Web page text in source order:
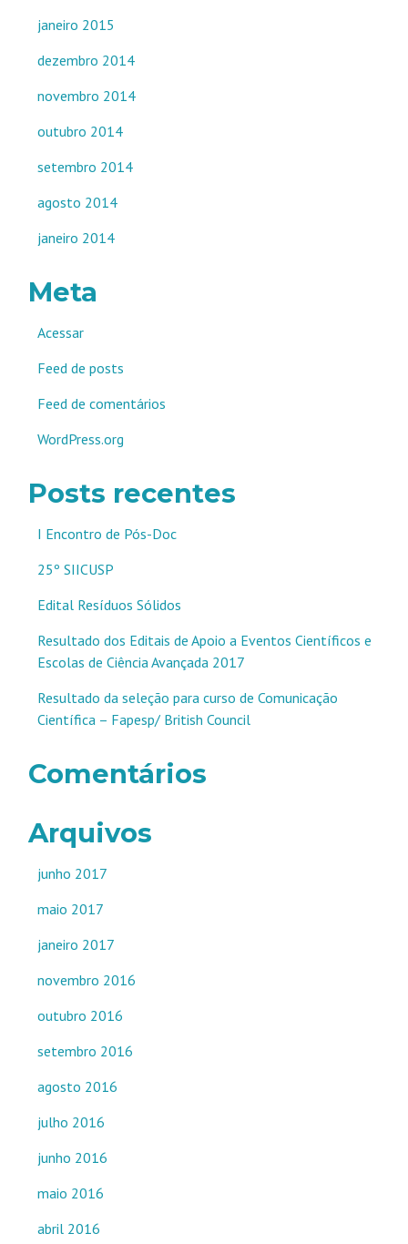
janeiro 2015
dezembro 2014
novembro 2014
outubro 2014
setembro 2014
agosto 2014
janeiro 2014
Meta
Acessar
Feed de posts
Feed de comentários
WordPress.org
Posts recentes
I Encontro de Pós-Doc
25º SIICUSP
Edital Resíduos Sólidos
Resultado dos Editais de Apoio a Eventos Científicos e
Escolas de Ciência Avançada 2017
Resultado da seleção para curso de Comunicação
Científica – Fapesp/ British Council
Comentários
Arquivos
junho 2017
maio 2017
janeiro 2017
novembro 2016
outubro 2016
setembro 2016
agosto 2016
julho 2016
junho 2016
maio 2016
abril 2016